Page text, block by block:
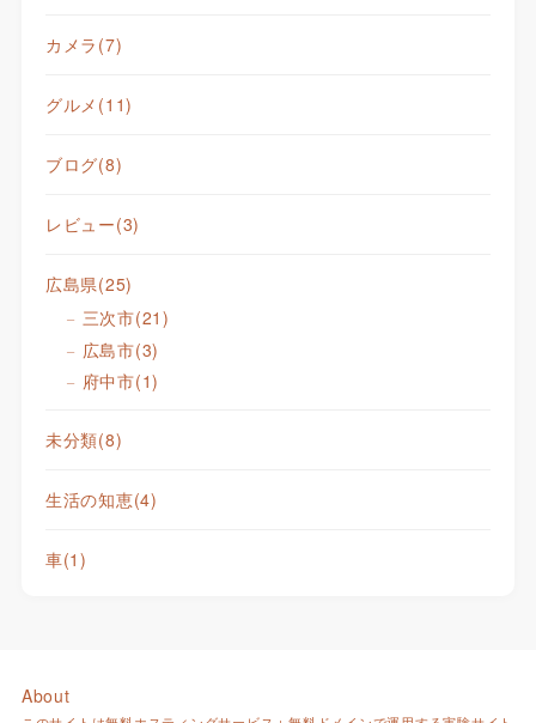
カメラ (7)
グルメ (11)
ブログ(8)
レビュー(3)
広島県(25)
三次市(21)
広島市(3)
府中市(1)
未分類(8)
生活の知恵(4)
車(1)
About